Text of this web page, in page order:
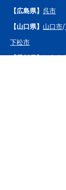
【広島県】 呉市
【山口県】 山口市/
下松市
【香川県】観音寺